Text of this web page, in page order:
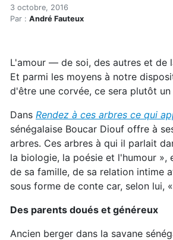
Accueil
Articles
Merci, Boucar!
Merci, Boucar!
3 octobre, 2016
Par : André Fauteux
L'amour — de soi, des autres et de
Et parmi les moyens à notre
d'être une corvée, ce sera plutôt
Dans Rendez à ces arbres ce qui
sénégalaise Boucar Diouf offre à
arbres. Ces arbres à qui il parlait
la biologie, la poésie et l'humour »,
de sa famille, de sa relation intime
sous forme de conte car, selon lui,
Des parents doués et généreux
Ancien berger dans la savane